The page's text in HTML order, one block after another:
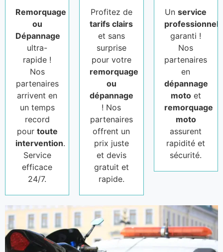
Remorquage
ou
Dépannage
ultra-
rapide !
Nos
partenaires
arrivent en
un temps
record
pour toute
intervention.
Service
efficace
24/7.
Profitez de
tarifs clairs
et sans
surprise
pour votre
remorquage
ou
dépannage
! Nos
partenaires
offrent un
prix juste
et devis
gratuit et
rapide.
Unservice
professionnel
garanti !
Nos
partenaires
en
dépannage
motoet
remorquage
moto
assurent
rapidité et
sécurité.